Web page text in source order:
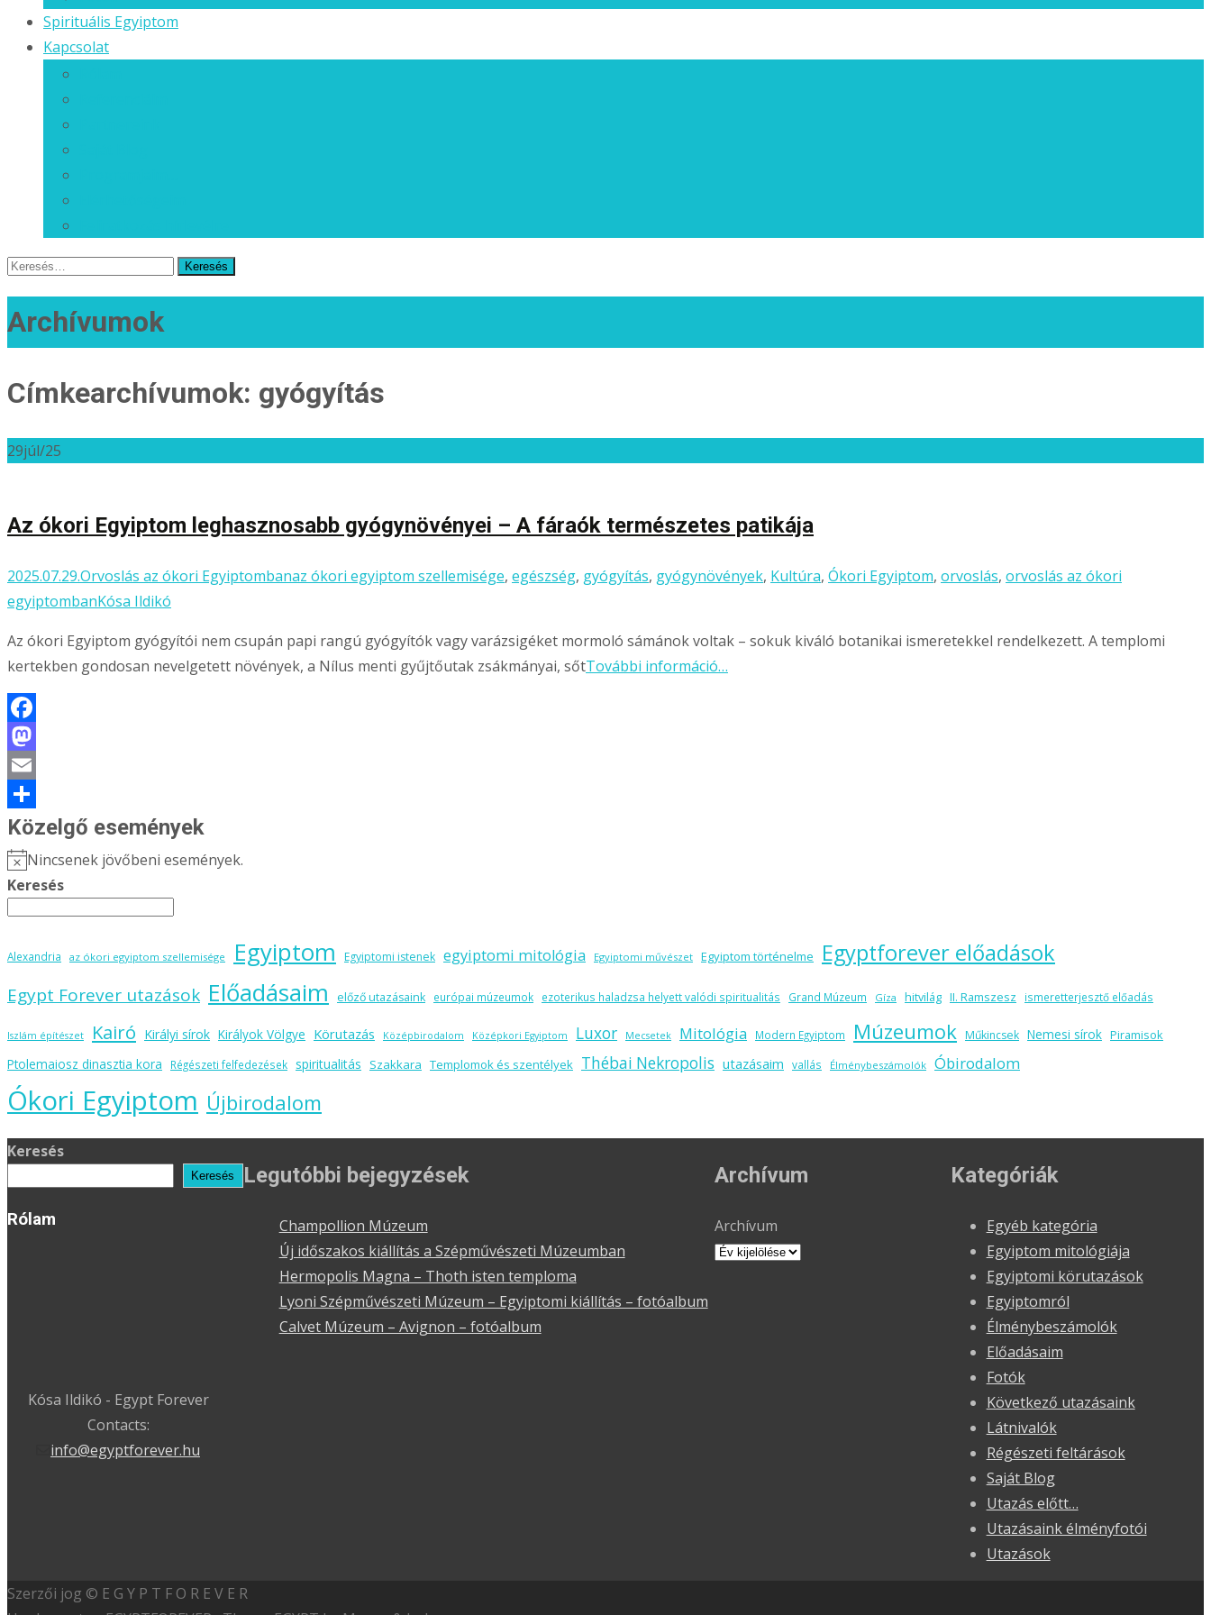
Spirituális Egyiptom
Kapcsolat
Keresés
Archívumok
Címkearchívumok: gyógyítás
29júl/25
Az ókori Egyiptom leghasznosabb gyógynövényei – A fáraók természetes patikája
2025.07.29.Orvoslás az ókori Egyiptombanaz ókori egyiptom szellemisége, egészség, gyógyítás, gyógynövények, Kultúra, Ókori Egyiptom, orvoslás, orvoslás az ókori
egyiptombanKósa Ildikó
Az ókori Egyiptom gyógyítói nem csupán papi rangú gyógyítók vagy varázsigéket mormoló sámánok voltak – sokuk kiváló botanikai ismeretekkel rendelkezett. A templomi
kertekben gondosan nevelgetett növények, a Nílus menti gyűjtőutak zsákmányai, sőtTovábbi információ…
Facebook
Mastodon
Email
Ossza
meg
Közelgő események
Notice
Nincsenek jövőbeni események.
Keresés
Alexandria az ókori egyiptom szellemisége Egyiptom Egyiptomi istenek egyiptomi mitológia Egyiptomi művészet Egyiptom történelme Egyptforever előadások
Egypt Forever utazások Előadásaim előző utazásaink európai múzeumok ezoterikus haladzsa helyett valódi spiritualitás Grand Múzeum Gíza hitvilág II. Ramszesz ismeretterjesztő előadás
Iszlám építészet Kairó Királyi sírok Királyok Völgye Körutazás Középbirodalom Középkori Egyiptom Luxor Mecsetek Mitológia Modern Egyiptom Múzeumok Műkincsek Nemesi sírok Piramisok
Ptolemaiosz dinasztia kora
Régészeti felfedezések spiritualitás Szakkara Templomok és szentélyek Thébai Nekropolis utazásaim vallás Élménybeszámolók Óbirodalom
Ókori Egyiptom Újbirodalom
Keresés
Keresés Legutóbbi bejegyzések
Champollion Múzeum
Új időszakos kiállítás a Szépművészeti Múzeumban
Hermopolis Magna – Thoth isten temploma
Lyoni Szépművészeti Múzeum – Egyiptomi kiállítás – fotóalbum
Calvet Múzeum – Avignon – fotóalbum
Archívum
Archívum
Kategóriák
Egyéb kategória
Egyiptom mitológiája
Egyiptomi körutazások
Egyiptomról
Élménybeszámolók
Előadásaim
Fotók
Következő utazásaink
Látnivalók
Régészeti feltárások
Saját Blog
Utazás előtt…
Utazásaink élményfotói
Utazások
Rólam
Kósa Ildikó - Egypt Forever
Contacts:
info@egyptforever.hu
Szerzői jog © E G Y P T F O R E V E R